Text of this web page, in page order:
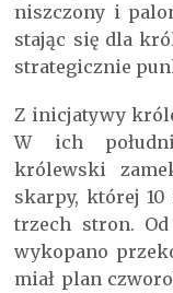
niszczony i
stając się dla
strategicznie
Z inicjatywy
W ich
królewski
skarpy, której 10
trzech stron.
wykopano
miał plan